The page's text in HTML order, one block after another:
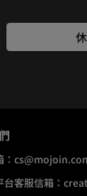
客服信箱：